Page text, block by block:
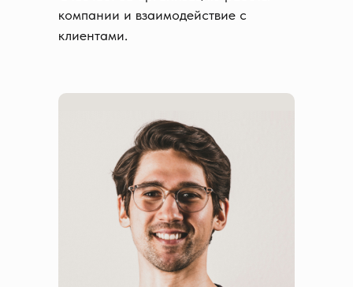
компании и взаимодействие с
клиентами.